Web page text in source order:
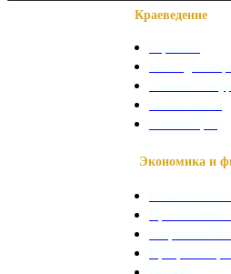
Краеведение
Экономика и